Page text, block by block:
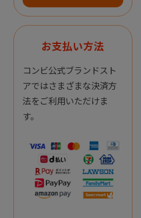
お支払い方法
コンビ公式ブランドスト
アではさまざまな決済方
法をご利用いただけま
す。